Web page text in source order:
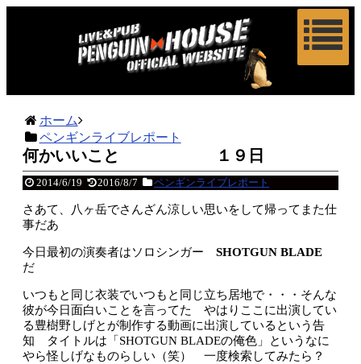
ホーム
ペンギンライブレポート
何かいいこと １９日
2014/6/19 2016/8/7 ペンギンライブレポート
さあて、八ヶ岳でさんざん涼しい思いをして帰ってまた仕
事だあ
今日最初の演奏者はソロシンガー SHOTGUN BLADE
だ
いつもと同じ衣装でいつもと同じ立ち居地で・・・そんな
彼が今日面白いことを言ってた やはりここに出演してい
る豊樹野しげとが制作する動画に出演しているという告
知 タイトルは「SHOTGUN BLADEの俺色」というなに
やら怪しげなものらしい（笑） 一度検索してみたら？